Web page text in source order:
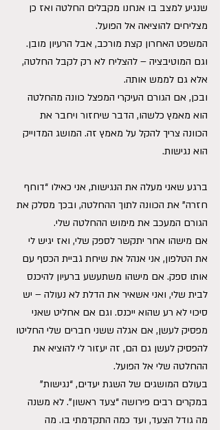
שנגיע למצב בו אנחנו מקבלים החלטה ואז כן
מצליחים להוציאה אל הפועל.
המשפט האחרון קצת מורכב, אבל הרעיון מובן.
וגם המוטיבציה – להצליח לא רק לקבל החלטה,
אלא גם לממש אותה.
ובכן, אם הגורם העיקרי המפצל כוונה מהחלטה
הוא מאמץ כלשהו, הדבר שיחזור ויחבר את
הכוונה צריך להקל על מאמץ זה. המושג המדוייק
הוא נגישות.
ברגע שאני מעלה את הנגישות, אני כאילו “דוחף
חזרה” את הכוונה לתוך ההחלטה, ובכך מסלק את
הגורם המעכב את מימוש ההחלטה שלי.
אם מישהו אחר יתקשר לספק שלי, ואז יגיש לי
את הטלפון, אני אנהל את שיחת גביית הכסף עם
אותו ספק. אם מישהו משתעשע ברעיון להיכנס
לבית שלי, ואני אשאיר את הדלת לא נעולה – יש
סיכוי לא רע שהוא ייכנס. וגם אם אחליט שאני
מפסיק לעשן, אם אגלה ששני חברים שלי החליטו
להפסיק לעשן גם הם, זה יעזור לי להוציא את
ההחלטה שלי אל הפועל.
בעולם המושגים של השגת יעדים, “נגישות”
במקרים רבים פירושה “צעד ראשון”. לא משנה
מה גודל הצעד, ועד כמה התקדמתי בו. מה